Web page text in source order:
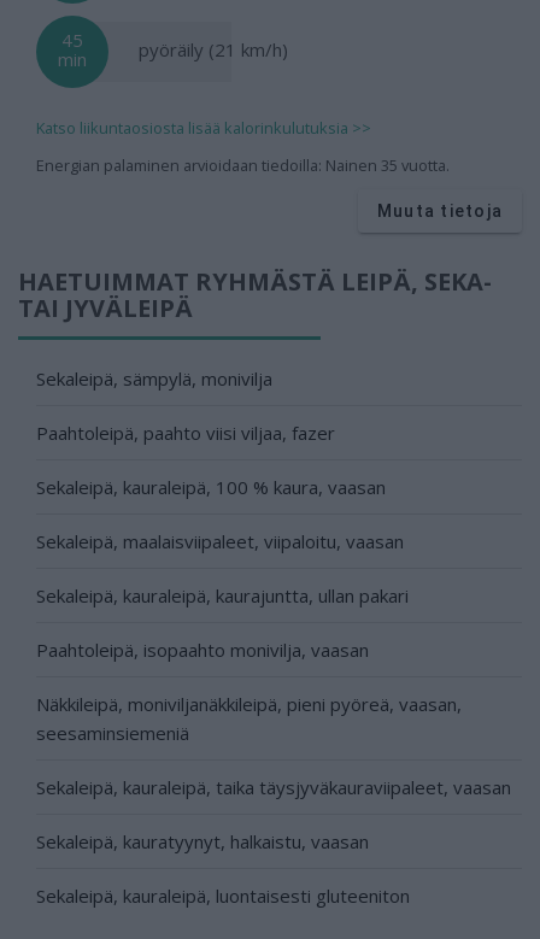
45
min
pyöräily (21 km/h)
Katso liikuntaosiosta lisää kalorinkulutuksia >>
Energian palaminen arvioidaan tiedoilla: Nainen 35 vuotta.
Muuta tietoja
HAETUIMMAT RYHMÄSTÄ LEIPÄ, SEKA-
TAI JYVÄLEIPÄ
Sekaleipä, sämpylä, monivilja
Paahtoleipä, paahto viisi viljaa, fazer
Sekaleipä, kauraleipä, 100 % kaura, vaasan
Sekaleipä, maalaisviipaleet, viipaloitu, vaasan
Sekaleipä, kauraleipä, kaurajuntta, ullan pakari
Paahtoleipä, isopaahto monivilja, vaasan
Näkkileipä, moniviljanäkkileipä, pieni pyöreä, vaasan,
seesaminsiemeniä
Sekaleipä, kauraleipä, taika täysjyväkauraviipaleet, vaasan
Sekaleipä, kauratyynyt, halkaistu, vaasan
Sekaleipä, kauraleipä, luontaisesti gluteeniton